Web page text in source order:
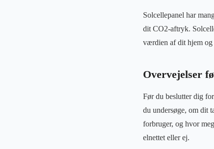
Solcellepanel har
dit CO2-aftryk.
værdien af dit hjem og
Overvejelser
Før du beslutter dig
du undersøge, om dit
forbruger, og hvor
elnettet eller ej.